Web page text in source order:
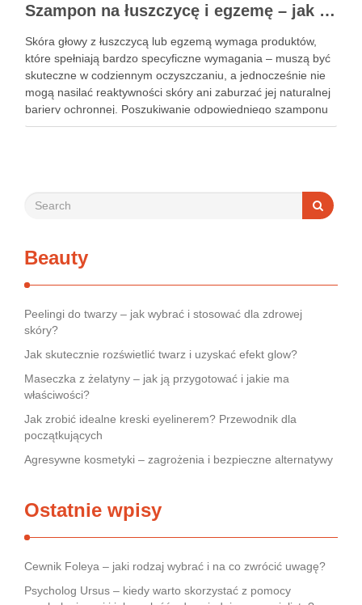
Szampon na łuszczycę i egzemę – jak świadomie dobierać produkty przy wrażliwej skórze głowy?
Skóra głowy z łuszczycą lub egzemą wymaga produktów,
które spełniają bardzo specyficzne wymagania – muszą być
skuteczne w codziennym oczyszczaniu, a jednocześnie nie
mogą nasilać reaktywności skóry ani zaburzać jej naturalnej
bariery ochronnej. Poszukiwanie odpowiedniego szamponu
bywa dla wielu pacjentów procesem długim i frustrującym, bo
Beauty
Peelingi do twarzy – jak wybrać i stosować dla zdrowej
skóry?
Jak skutecznie rozświetlić twarz i uzyskać efekt glow?
Maseczka z żelatyny – jak ją przygotować i jakie ma
właściwości?
Jak zrobić idealne kreski eyelinerem? Przewodnik dla
początkujących
Agresywne kosmetyki – zagrożenia i bezpieczne alternatywy
Ostatnie wpisy
Cewnik Foleya – jaki rodzaj wybrać i na co zwrócić uwagę?
Psycholog Ursus – kiedy warto skorzystać z pomocy